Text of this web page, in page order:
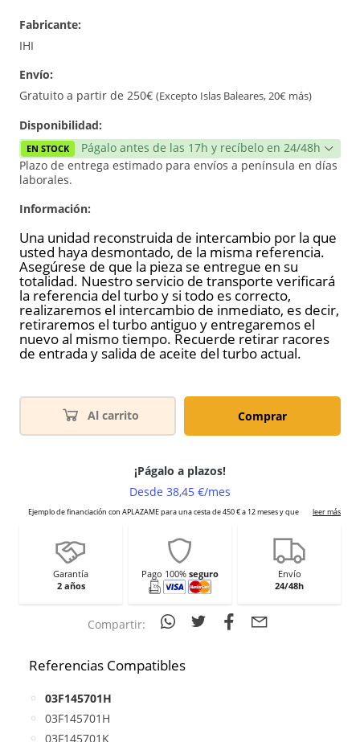
Fabricante:
IHI
Envío:
Gratuito a partir de 250€ (Excepto Islas Baleares, 20€ más)
Disponibilidad:
EN STOCK
Págalo antes de las 17h y recíbelo en 24/48h
Plazo de entrega estimado para envíos a península en días
laborales.
Información:
Una unidad reconstruida de intercambio por la que
usted haya desmontado, de la misma referencia.
Asegúrese de que la pieza se entregue en su
totalidad. Nuestro servicio de transporte verificará
la referencia del turbo y si todo es correcto,
realizaremos el intercambio de inmediato, es decir,
retiraremos el turbo antiguo y entregaremos el
nuevo al mismo tiempo. Recuerde retirar racores
de entrada y salida de aceite del turbo actual.
Al carrito Comprar
Garantía
2 años
Pago 100% seguro
Envío
24/48h
Compartir:
Referencias Compatibles
03F145701H
03F145701H
03F145701K